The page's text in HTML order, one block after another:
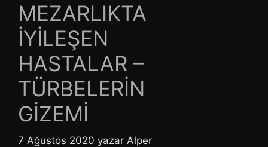
MEZARLIKTA
İYİLEŞEN
HASTALAR –
TÜRBELERİN
GİZEMİ
7 Ağustos 2020 yazar Alper